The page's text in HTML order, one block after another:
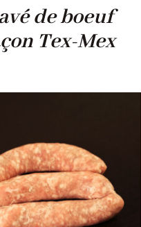
de boeuf
Tex-Mex